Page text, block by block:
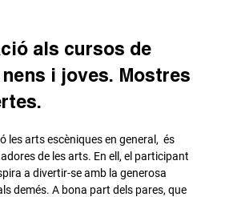
als cursos de
i joves. Mostres
les arts escèniques en general, és
de les arts. En ell, el participant
a divertir-se amb la generosa
demés. A bona part dels pares, que